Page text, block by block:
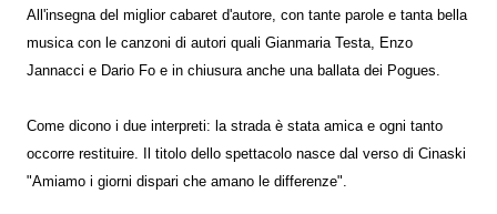
All'insegna del miglior cabaret d'autore, con tante parole e tanta bella
musica con le canzoni di autori quali Gianmaria Testa, Enzo
Jannacci e Dario Fo e in chiusura anche una ballata dei Pogues.
Come dicono i due interpreti: la strada è stata amica e ogni tanto
occorre restituire. Il titolo dello spettacolo nasce dal verso di Cinaski
"Amiamo i giorni dispari che amano le differenze".